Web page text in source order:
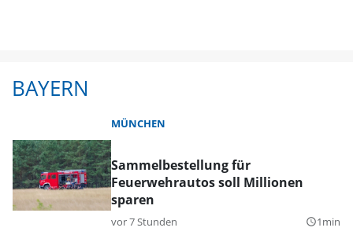
BAYERN
MÜNCHEN
Sammelbestellung für
Feuerwehrautos soll Millionen
sparen
vor 7 Stunden query_builder1min